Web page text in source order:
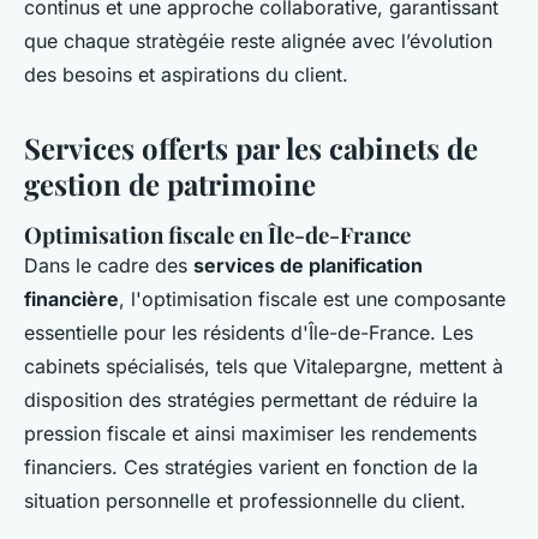
continus et une approche collaborative, garantissant
que chaque stratègéie reste alignée avec l’évolution
des besoins et aspirations du client.
Services offerts par les cabinets de
gestion de patrimoine
Optimisation fiscale en Île-de-France
Dans le cadre des services de planification
financière, l'optimisation fiscale est une composante
essentielle pour les résidents d'Île-de-France. Les
cabinets spécialisés, tels que Vitalepargne, mettent à
disposition des stratégies permettant de réduire la
pression fiscale et ainsi maximiser les rendements
financiers. Ces stratégies varient en fonction de la
situation personnelle et professionnelle du client.